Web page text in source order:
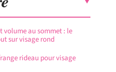
volume au sommet : le
sur visage rond
rideau pour visage